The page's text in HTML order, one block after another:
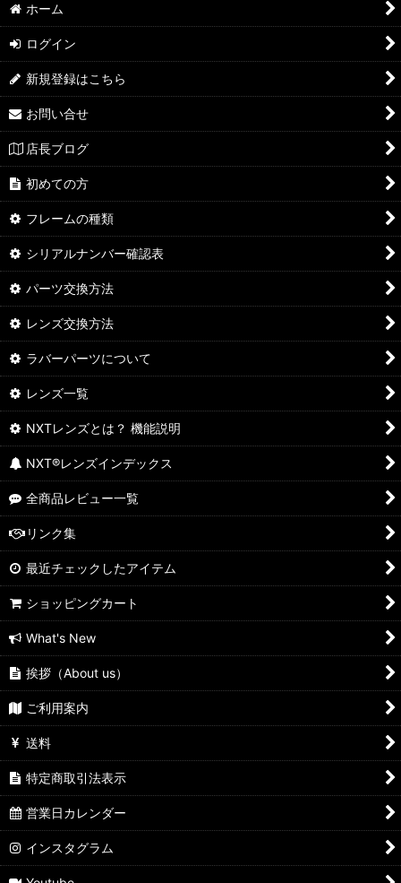
ノーズブリッジの修理
JULIET
X-SQUARED
X-METAL XX
ROMEO1
ROMEO2
PENNY
HALF-X
BADMAN
MADMAN
Ｏ MATTER（その他のフレーム）
ディスプレイスタンド、コイン、その他
NXTⓇレンズ
NXT®度付レンズ制作
販売フレーム
ホーム
ログイン
新規登録はこちら
お問い合せ
店長ブログ
初めての方
フレームの種類
シリアルナンバー確認表
パーツ交換方法
レンズ交換方法
ラバーパーツについて
レンズ一覧
NXTレンズとは？ 機能説明
NXT®レンズインデックス
全商品レビュー一覧
リンク集
最近チェックしたアイテム
ショッピングカート
What's New
挨拶（About us）
ご利用案内
送料
特定商取引法表示
営業日カレンダー
インスタグラム